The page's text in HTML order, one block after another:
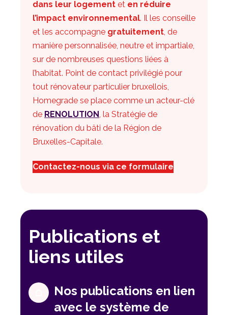
dans leur logement et en réduire
l’impact environnemental. Il les conseille
et les accompagne gratuitement, de
manière personnalisée, neutre et impartiale,
sur de nombreuses questions liées à
l’habitat. Point de contact privilégié pour
tout rénovateur particulier bruxellois,
Homegrade se place comme un acteur-clé
de RENOLUTION, la Stratégie de
rénovation du bâti de la Région de
Bruxelles-Capitale.
Contactez-nous via ce formulaire
Publications et
liens utiles
Nos publications en lien
avec le système de